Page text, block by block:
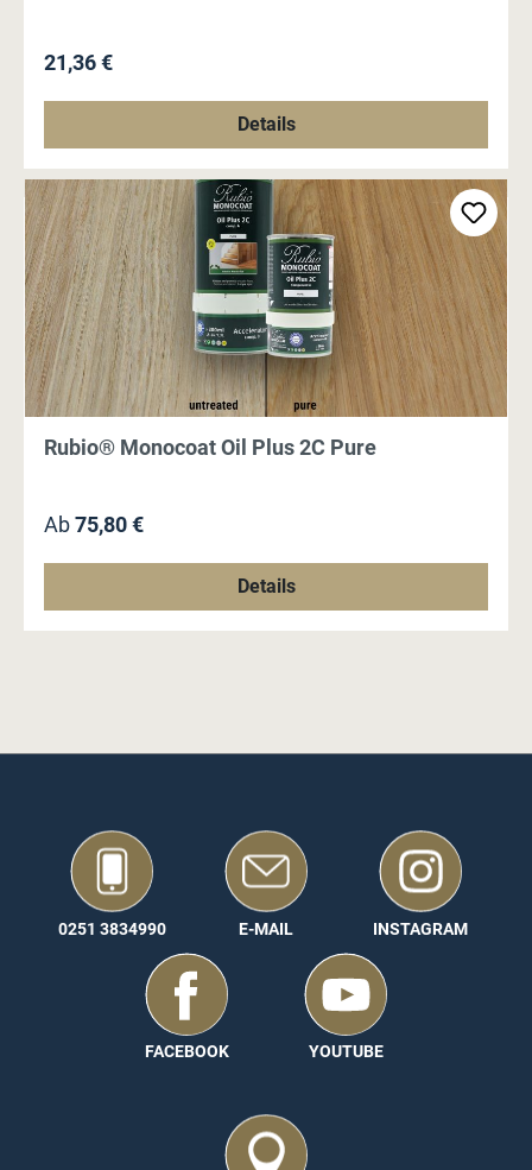
Regulärer Preis:
21,36 €
Details
Rubio® Monocoat Oil Plus 2C Pure
Regulärer Preis:
Ab75,80 €
Details
0251 3834990 E-MAIL INSTAGRAM
FACEBOOK YOUTUBE